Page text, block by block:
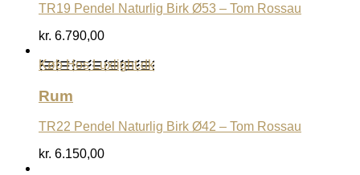
TR19 Pendel Naturlig Birk Ø53 – Tom Rossau
kr. 6.790,00
Køb Hos Luxlight.dk
Rum
TR22 Pendel Naturlig Birk Ø42 – Tom Rossau
kr. 6.150,00